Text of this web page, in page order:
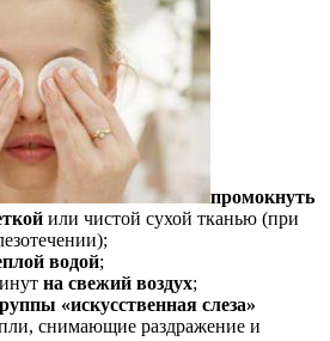
промокнуть
или чистой сухой тканью (при
водой;
на свежий воздух;
«искусственная слеза»
снимающие раздражение и